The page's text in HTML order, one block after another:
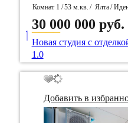
Комнат 1 /53 м.кв. / Ялта/
30 000 000 руб.
____
Новая студия с
1.0
Добавить в